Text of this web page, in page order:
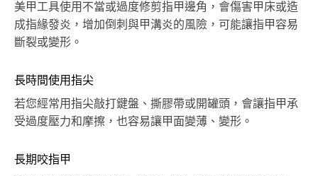
美甲工具使用不當或過度修剪指甲邊角，會傷害甲床或造
成指緣發炎，增加倒刺與甲溝炎的風險，可能讓指甲容易
斷裂或變形。
長時間使用指尖
若您經常用指尖敲打鍵盤、撕膠帶或開罐頭，會讓指甲承
受過度壓力和摩擦，也容易讓甲面變薄、變形。
長期咬指甲